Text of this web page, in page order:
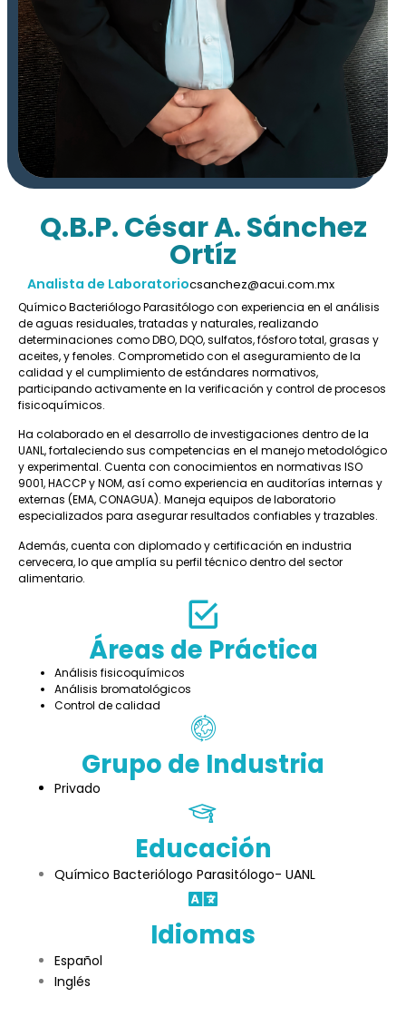
Q.B.P. César A. Sánchez
Ortíz
Analista de Laboratoriocsanchez@acui.com.mx
Químico Bacteriólogo Parasitólogo con experiencia en el análisis
de aguas residuales, tratadas y naturales, realizando
determinaciones como DBO, DQO, sulfatos, fósforo total, grasas y
aceites, y fenoles. Comprometido con el aseguramiento de la
calidad y el cumplimiento de estándares normativos,
participando activamente en la verificación y control de procesos
fisicoquímicos.
Ha colaborado en el desarrollo de investigaciones dentro de la
UANL, fortaleciendo sus competencias en el manejo metodológico
y experimental. Cuenta con conocimientos en normativas ISO
9001, HACCP y NOM, así como experiencia en auditorías internas y
externas (EMA, CONAGUA). Maneja equipos de laboratorio
especializados para asegurar resultados confiables y trazables.
Además, cuenta con diplomado y certificación en industria
cervecera, lo que amplía su perfil técnico dentro del sector
alimentario.
Áreas de Práctica
Análisis fisicoquímicos
Análisis bromatológicos
Control de calidad
Grupo de Industria
Privado
Educación
Químico Bacteriólogo Parasitólogo- UANL
Idiomas
Español
Inglés